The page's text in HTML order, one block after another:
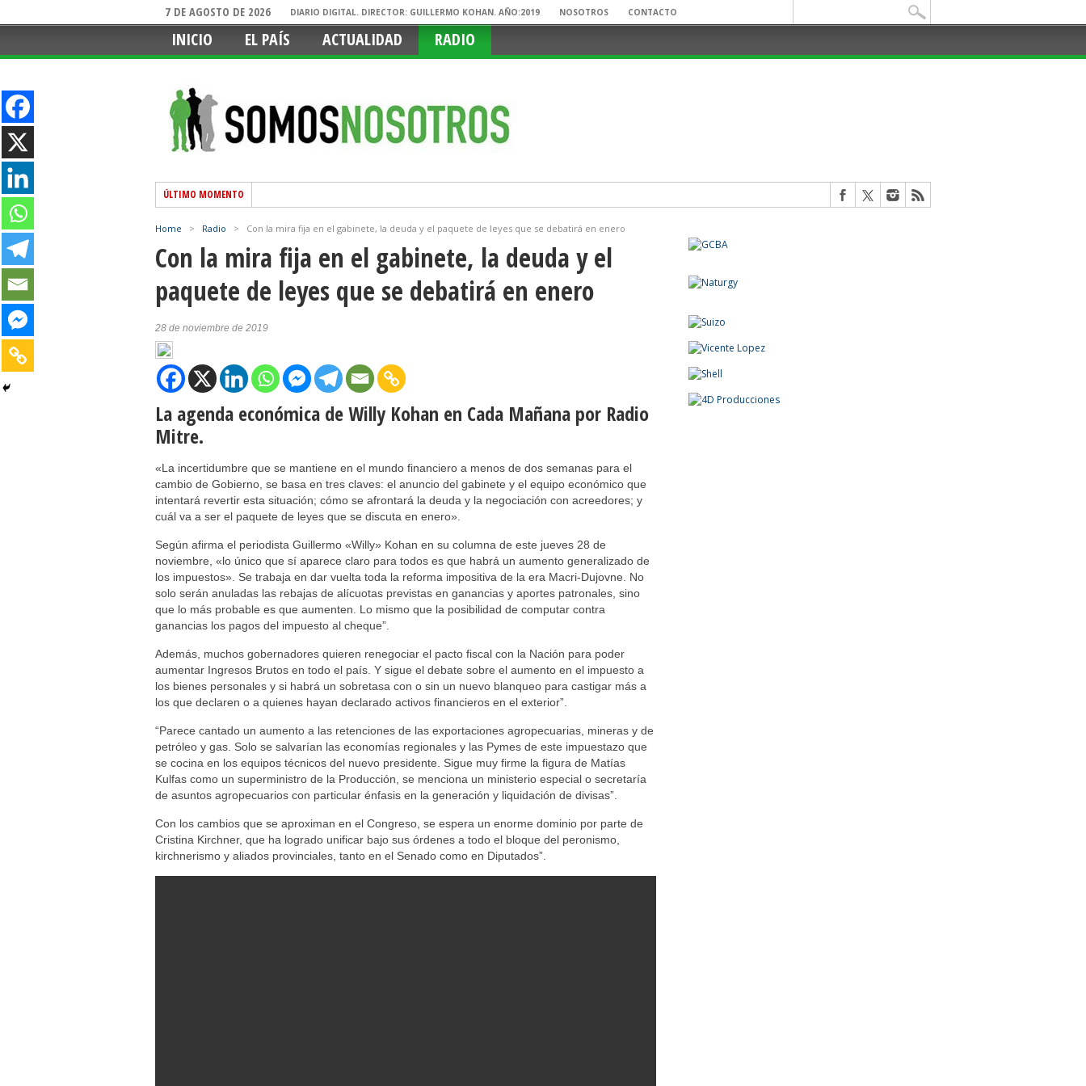
7 DE AGOSTO DE 2026 DIARIO DIGITAL. DIRECTOR: GUILLERMO KOHAN. AÑO:2019 NOSOTROS CONTACTO
INICIO EL PAÍS ACTUALIDAD RADIO
ÚLTIMO MOMENTO
Home > Radio > Con la mira fija en el gabinete, la deuda y el paquete de leyes que se debatirá en enero
Con la mira fija en el gabinete, la deuda y el
paquete de leyes que se debatirá en enero
28 de noviembre de 2019
La agenda económica de Willy Kohan en Cada Mañana por Radio
Mitre.
«La incertidumbre que se mantiene en el mundo financiero a menos de dos semanas para el
cambio de Gobierno, se basa en tres claves: el anuncio del gabinete y el equipo económico que
intentará revertir esta situación; cómo se afrontará la deuda y la negociación con acreedores; y
cuál va a ser el paquete de leyes que se discuta en enero».
Según afirma el periodista Guillermo «Willy» Kohan en su columna de este jueves 28 de
noviembre, «lo único que sí aparece claro para todos es que habrá un aumento generalizado de
los impuestos». Se trabaja en dar vuelta toda la reforma impositiva de la era Macri-Dujovne. No
solo serán anuladas las rebajas de alícuotas previstas en ganancias y aportes patronales, sino
que lo más probable es que aumenten. Lo mismo que la posibilidad de computar contra
ganancias los pagos del impuesto al cheque”.
Además, muchos gobernadores quieren renegociar el pacto fiscal con la Nación para poder
aumentar Ingresos Brutos en todo el país. Y sigue el debate sobre el aumento en el impuesto a
los bienes personales y si habrá un sobretasa con o sin un nuevo blanqueo para castigar más a
los que declaren o a quienes hayan declarado activos financieros en el exterior”.
“Parece cantado un aumento a las retenciones de las exportaciones agropecuarias, mineras y de
petróleo y gas. Solo se salvarían las economías regionales y las Pymes de este impuestazo que
se cocina en los equipos técnicos del nuevo presidente. Sigue muy firme la figura de Matías
Kulfas como un superministro de la Producción, se menciona un ministerio especial o secretaría
de asuntos agropecuarios con particular énfasis en la generación y liquidación de divisas”.
Con los cambios que se aproximan en el Congreso, se espera un enorme dominio por parte de
Cristina Kirchner, que ha logrado unificar bajo sus órdenes a todo el bloque del peronismo,
kirchnerismo y aliados provinciales, tanto en el Senado como en Diputados”.